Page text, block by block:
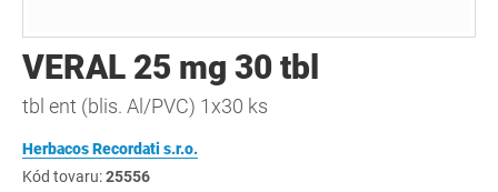
VERAL 25 mg 30 tbl
tbl ent (blis. Al/PVC) 1x30 ks
Herbacos Recordati s.r.o.
Kód tovaru:25556